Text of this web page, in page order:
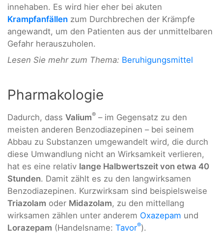
innehaben. Es wird hier eher bei akuten
Krampfanfällen zum Durchbrechen der Krämpfe
angewandt, um den Patienten aus der unmittelbaren
Gefahr herauszuholen.
Lesen Sie mehr zum Thema: Beruhigungsmittel
Pharmakologie
Dadurch, dass Valium® – im Gegensatz zu den
meisten anderen Benzodiazepinen – bei seinem
Abbau zu Substanzen umgewandelt wird, die durch
diese Umwandlung nicht an Wirksamkeit verlieren,
hat es eine relativ lange Halbwertszeit von etwa 40
Stunden. Damit zählt es zu den langwirksamen
Benzodiazepinen. Kurzwirksam sind beispielsweise
Triazolam oder Midazolam, zu den mittellang
wirksamen zählen unter anderem Oxazepam und
Lorazepam (Handelsname: Tavor®).